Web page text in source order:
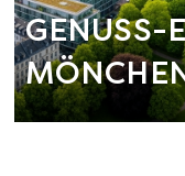
GENUSS-